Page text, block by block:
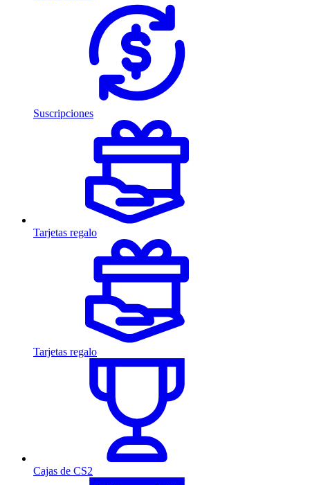
Suscripciones
Tarjetas regalo
Tarjetas regalo
Cajas de CS2